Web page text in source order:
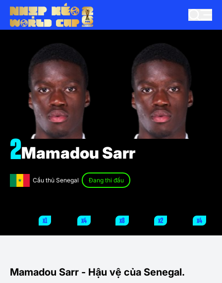
Cầu thủ Senegal Đang thi đấu
2Mamadou Sarr
x1 x4 x8 x2 x4
Mamadou Sarr - Hậu vệ của Senegal.